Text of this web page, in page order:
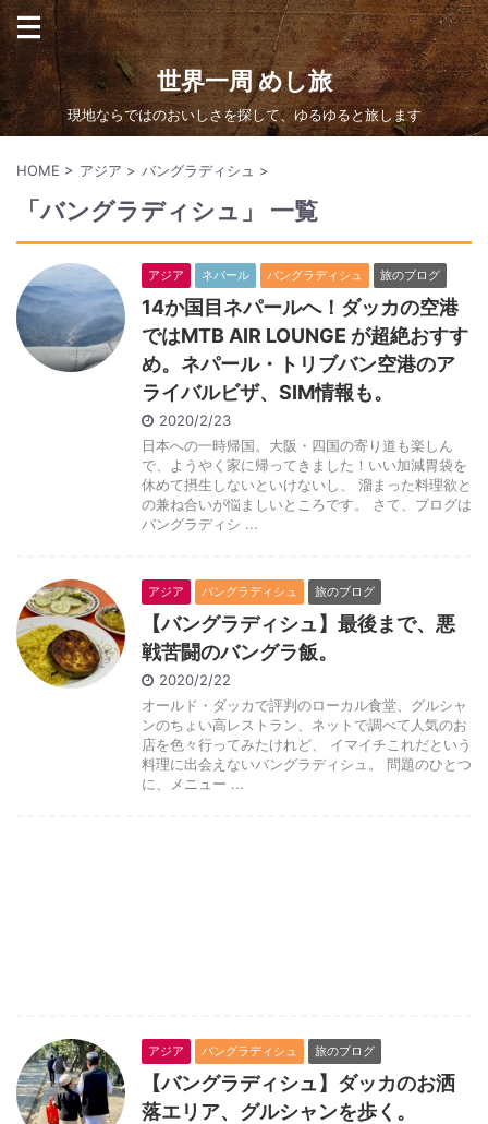
世界一周 めし旅
現地ならではのおいしさを探して、ゆるゆると旅します
HOME > アジア > バングラディシュ >
「バングラディシュ」 一覧
アジア ネパール バングラディシュ 旅のブログ
14か国目ネパールへ！ダッカの空港
ではMTB AIR LOUNGE が超絶おすす
め。ネパール・トリブバン空港のア
ライバルビザ、SIM情報も。
2020/2/23
日本への一時帰国。大阪・四国の寄り道も楽しん
で、ようやく家に帰ってきました！いい加減胃袋を
休めて摂生しないといけないし、 溜まった料理欲と
の兼ね合いが悩ましいところです。 さて、ブログは
バングラディシ ...
アジア バングラディシュ 旅のブログ
【バングラディシュ】最後まで、悪
戦苦闘のバングラ飯。
2020/2/22
オールド・ダッカで評判のローカル食堂、グルシャ
ンのちょい高レストラン、ネットで調べて人気のお
店を色々行ってみたけれど、 イマイチこれだという
料理に出会えないバングラディシュ。 問題のひとつ
に、メニュー ...
アジア バングラディシュ 旅のブログ
【バングラディシュ】ダッカのお洒
落エリア、グルシャンを歩く。